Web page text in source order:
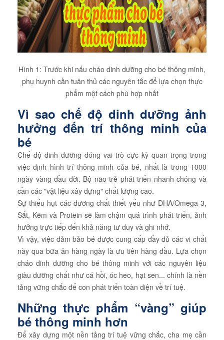
Hình 1: Trước khi nấu cháo dinh dưỡng cho bé thông minh,
phụ huynh cần tuân thủ các nguyên tắc để lựa chọn thực
phẩm một cách phù hợp nhất
Vì sao chế độ dinh dưỡng ảnh
hưởng đến trí thông minh của
bé
Chế độ dinh dưỡng đóng vai trò cực kỳ quan trọng trong
việc định hình trí thông minh của bé, nhất là trong 1000
ngày vàng đầu đời. Bộ não trẻ phát triển nhanh chóng và
cần các "vật liệu xây dựng" chất lượng cao.
Sự thiếu hụt các dưỡng chất thiết yếu như DHA/Omega-3,
Sắt, Kẽm và Protein sẽ làm chậm quá trình phát triển, ảnh
hưởng trực tiếp đến khả năng tư duy và ghi nhớ.
Vì vậy, việc đảm bảo bé được cung cấp đầy đủ các vi chất
này qua bữa ăn hàng ngày là ưu tiên hàng đầu. Lựa chọn
cháo dinh dưỡng cho bé thông minh với các nguyên liệu
giàu dưỡng chất như cá hồi, óc heo, hạt sen... chính là nền
tảng vững chắc để con phát triển toàn diện về trí tuệ.
Những thực phẩm “vàng” giúp
bé thông minh hơn
Để xây dựng một nền tảng trí tuệ vững chắc, cha mẹ cần